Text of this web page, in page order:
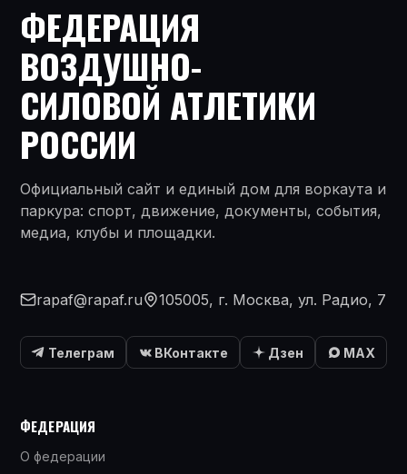
ФЕДЕРАЦИЯ
ВОЗДУШНО-
СИЛОВОЙ АТЛЕТИКИ
РОССИИ
Официальный сайт и единый дом для воркаута и
паркура: спорт, движение, документы, события,
медиа, клубы и площадки.
rapaf@rapaf.ru 105005, г. Москва, ул. Радио, 7
Телеграм ВКонтакте Дзен MAX
ФЕДЕРАЦИЯ
О федерации